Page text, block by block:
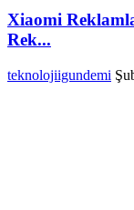
Xiaomi
Rek...
teknolojiigundemi